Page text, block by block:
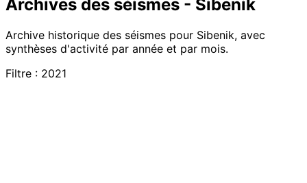
Archives des séismes - Sibenik
Archive historique des séismes pour Sibenik, avec
synthèses d'activité par année et par mois.
Filtre : 2021